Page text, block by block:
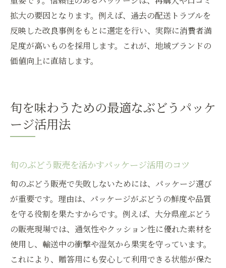
拡大の要因となります。例えば、過去の配送トラブルを
反映した改良事例をもとに選定を行い、実際に消費者満
足度が高いものを採用します。これが、地域ブランドの
価値向上に直結します。
旬を味わうための最適なぶどうパッケ
ージ活用法
旬のぶどう販売を活かすパッケージ活用のコツ
旬のぶどう販売で失敗しないためには、パッケージ選び
が重要です。理由は、パッケージがぶどうの鮮度や品質
を守る役割を果たすからです。例えば、大分県産ぶどう
の販売現場では、通気性やクッション性に優れた素材を
使用し、輸送中の衝撃や湿気から果実を守っています。
これにより、贈答用にも安心して利用できる状態が保た